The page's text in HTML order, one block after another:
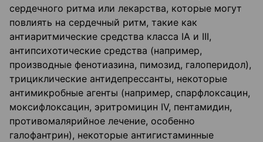
сердечного ритма или лекарства, которые могут
повлиять на сердечный ритм, такие как
антиаритмические средства класса IA и III,
антипсихотические средства (например,
производные фенотиазина, пимозид, галоперидол),
трициклические антидепрессанты, некоторые
антимикробные агенты (например, спарфлоксацин,
моксифлоксацин, эритромицин IV, пентамидин,
противомалярийное лечение, особенно
галофантрин), некоторые антигистаминные